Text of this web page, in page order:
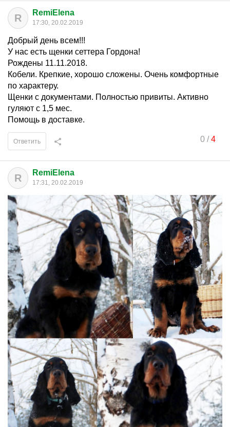
R RemiElena
17:30, 20.02.2019
Добрый день всем!!!
У нас есть щенки сеттера Гордона!
Рождены 11.11.2018.
Кобели. Крепкие, хорошо сложены. Очень комфортные
по характеру.
Щенки с документами. Полностью привиты. Активно
гуляют с 1,5 мес.
Помощь в доставке.
0/4
Ответить
R RemiElena
17:31, 20.02.2019